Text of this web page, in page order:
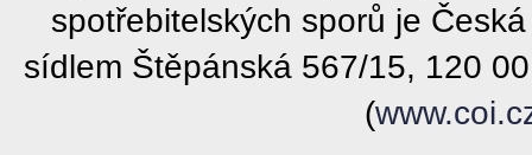
spotřebitelských sporů je
sídlem Štěpánská 567/15, 120
(